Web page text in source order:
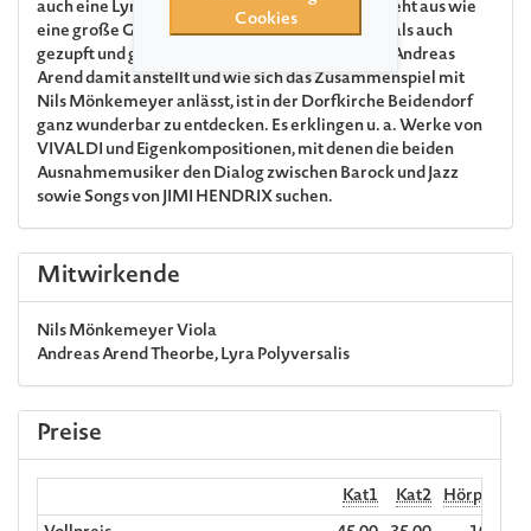
auch eine Lyra Polyversalis auf der Bühne. Sie sieht aus wie
eine große Gitarre und kann sowohl gestrichen als auch
gezupft und geschlagen werden. Was Lautenist Andreas
Arend damit anstellt und wie sich das Zusammenspiel mit
Nils Mönkemeyer anlässt, ist in der Dorfkirche Beidendorf
ganz wunderbar zu entdecken. Es erklingen u. a. Werke von
VIVALDI und Eigenkompositionen, mit denen die beiden
Ausnahmemusiker den Dialog zwischen Barock und Jazz
sowie Songs von JIMI HENDRIXsuchen.
Mitwirkende
Nils Mönkemeyer Viola
Andreas ArendTheorbe, Lyra Polyversalis
Preise
Kat1 Kat2
Hörplatz
Cookies